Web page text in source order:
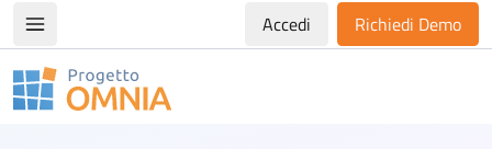
Apri/chiudi menù di navigazioneAccedi Richiedi Demo
Progetto Omnia